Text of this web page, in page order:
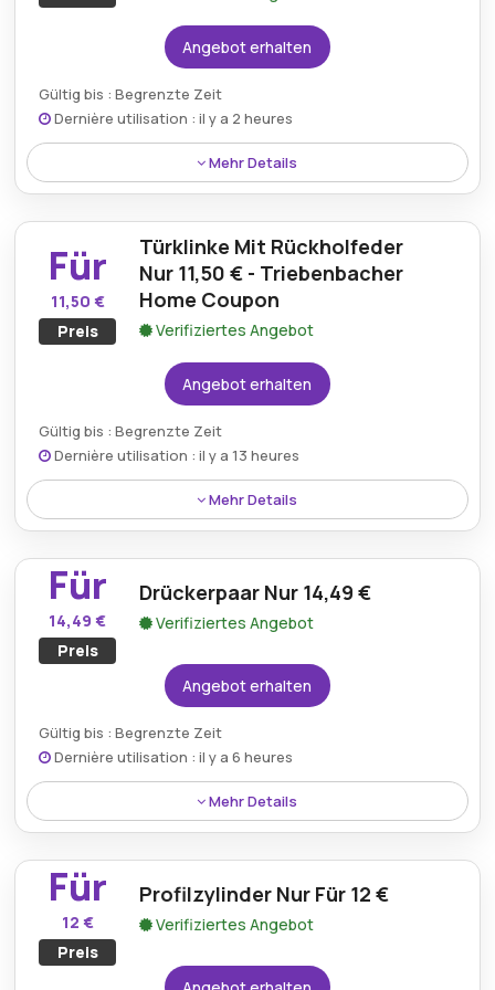
Angebot erhalten
Gültig bis : Begrenzte Zeit
Dernière utilisation : il y a 2 heures
Mehr Details
Ein Paar Griffe gibt es bei Triebenbacher-home.de
für nur 8,50 €. So können Sie Türen, Schränke oder
Möbel mit hochwertigen und langlebigen Griffen zu
einem unschlagbaren Preis modernisieren.
Für
11,50 €
Preis
Türklinke Mit Rückholfeder
Nur 11,50 € - Triebenbacher
Home Coupon
Verifiziertes Angebot
Angebot erhalten
Gültig bis : Begrenzte Zeit
Dernière utilisation : il y a 13 heures
Mehr Details
Kaufen Sie den Türknauf mit Rückholfeder für nur
11,50 € bei Triebenbacher Home. Er bietet eine
preiswerte und dennoch funktionale Lösung für
Türen und sorgt für einen reibungslosen und
komfortablen Schließmechanismus im Alltag.
Für
14,49 €
Preis
Drückerpaar Nur 14,49 €
Verifiziertes Angebot
Angebot erhalten
Gültig bis : Begrenzte Zeit
Dernière utilisation : il y a 6 heures
Mehr Details
Sparen Sie bei Triebenbacher Home mit einem Paar
Griffen für nur 14,49 € und erneuern oder ersetzen
Sie Ihre Beschläge durch hochwertige Griffe, die Stil
und Langlebigkeit für Ihr Zuhause bieten.
Für
12 €
Preis
Profilzylinder Nur Für 12 €
Verifiziertes Angebot